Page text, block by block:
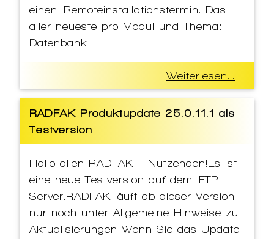
einen Remoteinstallationstermin. Das
aller neueste pro Modul und Thema:
Datenbank
Weiterlesen...
RADFAK Produktupdate 25.0.11.1 als
Testversion
Hallo allen RADFAK – Nutzenden!Es ist
eine neue Testversion auf dem FTP
Server.RADFAK läuft ab dieser Version
nur noch unter Allgemeine Hinweise zu
Aktualisierungen Wenn Sie das Update